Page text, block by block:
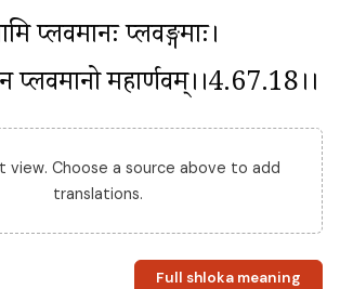
प्लवमानः प्लवङ्गमाः।
प्लवमानो महार्णवम्।।4.67.18।।
view. Choose a source above to add
translations.
Full shloka meaning